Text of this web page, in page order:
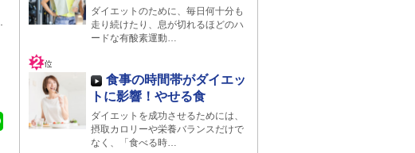
ダイエットのために、毎日何十分も
走り続けたり、息が切れるほどのハ
ードな有酸素運動…
食事の時間帯がダイエッ
トに影響！やせる食
ダイエットを成功させるためには、
摂取カロリーや栄養バランスだけで
なく、「食べる時…